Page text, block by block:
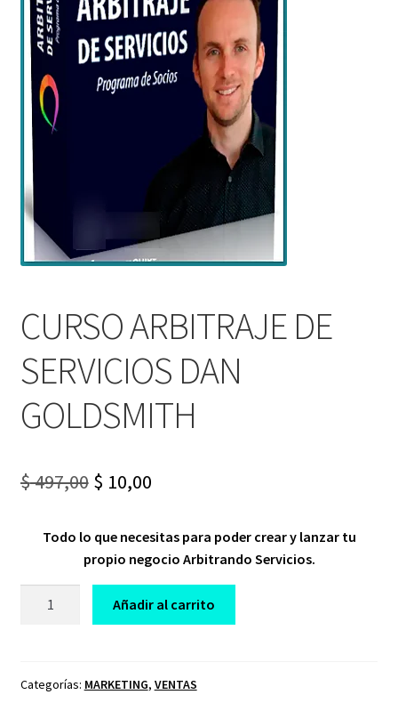
CURSO ARBITRAJE DE
SERVICIOS DAN
GOLDSMITH
$497,00 Original
was:
$ 10,00Current
is:
Todo lo que necesitas para poder crear y lanzar tu
propio negocio Arbitrando Servicios.
DAN
Añadir al carrito
Categorías: MARKETING, VENTAS